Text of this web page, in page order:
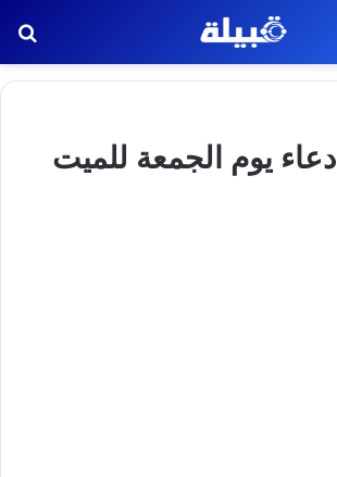
افضل 40 دعاء يوم الجمعة للميت